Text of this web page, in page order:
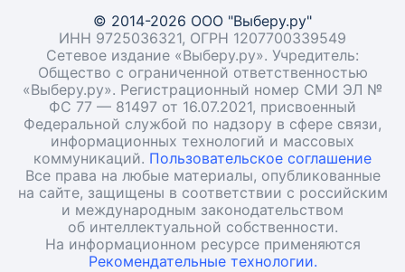
© 2014-2026 ООО "Выберу.ру"
ИНН 9725036321, ОГРН 1207700339549
Сетевое издание «Выберу.ру». Учредитель:
Общество с ограниченной ответственностью
«Выберу.ру». Регистрационный номер СМИ ЭЛ №
ФС 77 — 81497 от 16.07.2021, присвоенный
Федеральной службой по надзору в сфере связи,
информационных технологий и массовых
коммуникаций. Пользовательское соглашение
Все права на любые материалы, опубликованные
на сайте, защищены в соответствии с российским
и международным законодательством
об интеллектуальной собственности.
На информационном ресурсе применяются
Рекомендательные технологии.